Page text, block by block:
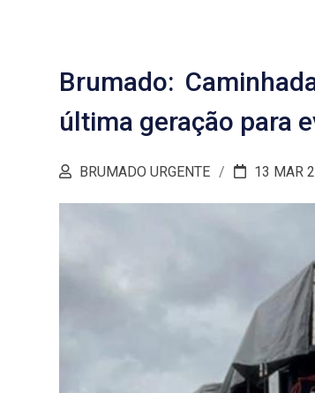
Brumado:
última geração para
BRUMADO URGENTE 13 MAR